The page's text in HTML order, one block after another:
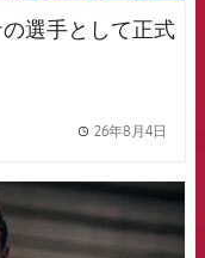
選手として正式
26年8月4日
badge